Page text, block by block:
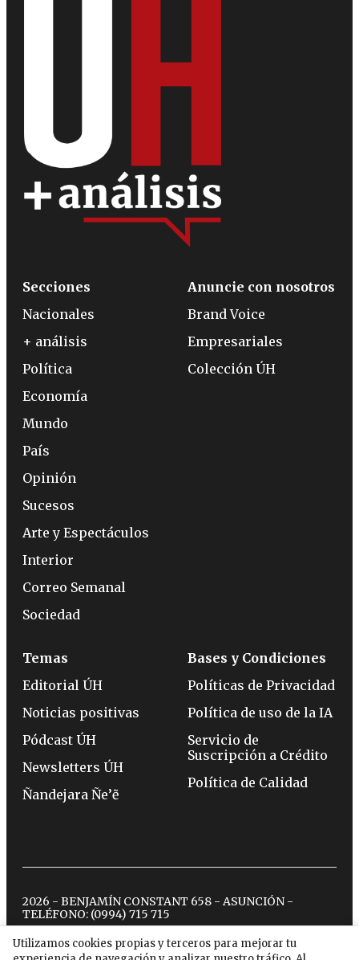
Utilizamos cookies propias y terceros para mejorar tu
Secciones
Nacionales
+ análisis
Política
Economía
Mundo
País
Opinión
Sucesos
Arte y Espectáculos
Interior
Correo Semanal
Sociedad
Anuncie con nosotros
Brand Voice
Empresariales
Colección ÚH
Temas
Editorial ÚH
Noticias positivas
Pódcast ÚH
Newsletters ÚH
Ñandejara Ñe’ẽ
Bases y Condiciones
Políticas de Privacidad
Política de uso de la IA
Servicio de
Suscripción a Crédito
Política de Calidad
2026 - BENJAMÍN CONSTANT 658 - ASUNCIÓN -
TELÉFONO: (0994) 715 715